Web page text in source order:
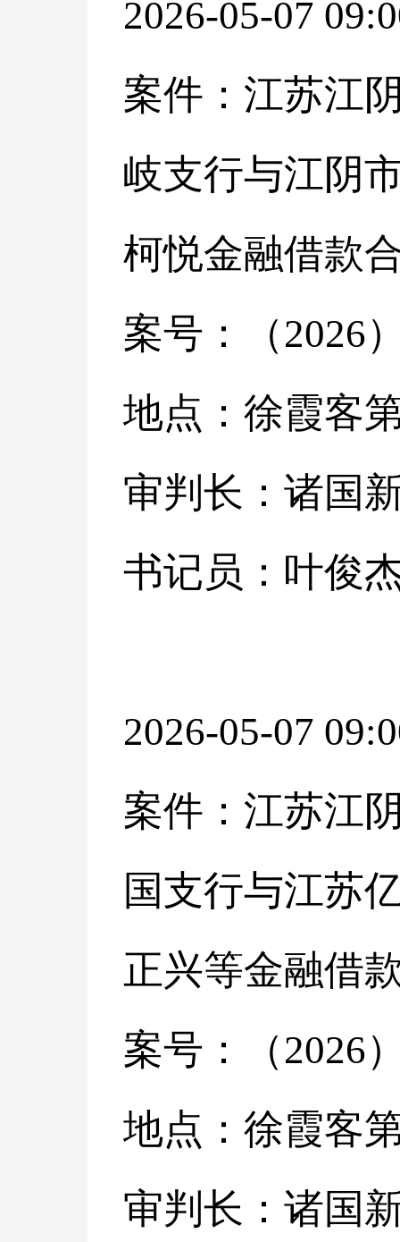
2026-05-07
案件：江苏江
岐支行与江阴
柯悦金融借款
案号：（2026
地点：徐霞客
审判长：诸国
书记员：叶俊
2026-05-07
案件：江苏江
国支行与江苏
正兴等金融借
案号：（2026
地点：徐霞客
审判长：诸国